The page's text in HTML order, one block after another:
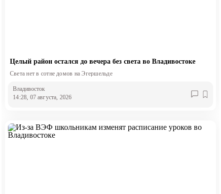
Целый район остался до вечера без света во Владивостоке
Света нет в сотне домов на Эгершельде
Владивосток
14:28, 07 августа, 2026